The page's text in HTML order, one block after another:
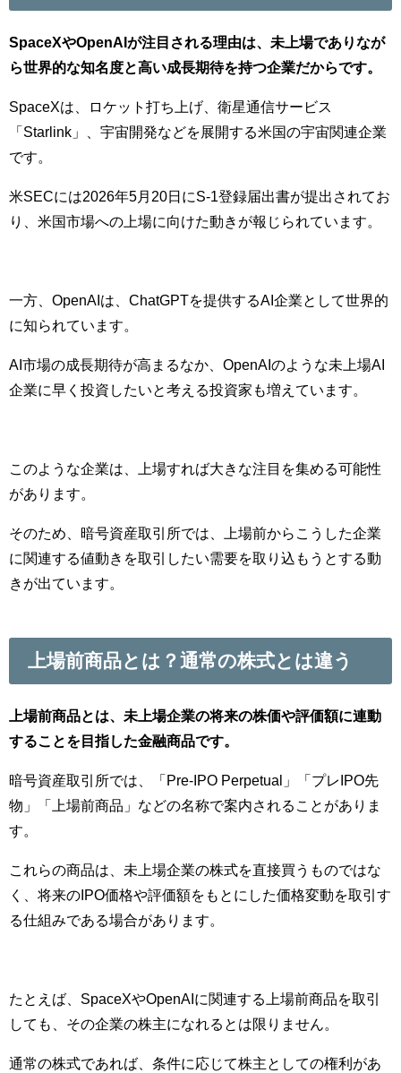
SpaceXやOpenAIが注目される理由は、未上場でありなが
ら世界的な知名度と高い成長期待を持つ企業だからです。
SpaceXは、ロケット打ち上げ、衛星通信サービス
「Starlink」、宇宙開発などを展開する米国の宇宙関連企業
です。
米SECには2026年5月20日にS-1登録届出書が提出されてお
り、米国市場への上場に向けた動きが報じられています。
一方、OpenAIは、ChatGPTを提供するAI企業として世界的
に知られています。
AI市場の成長期待が高まるなか、OpenAIのような未上場AI
企業に早く投資したいと考える投資家も増えています。
このような企業は、上場すれば大きな注目を集める可能性
があります。
そのため、暗号資産取引所では、上場前からこうした企業
に関連する値動きを取引したい需要を取り込もうとする動
きが出ています。
上場前商品とは？通常の株式とは違う
上場前商品とは、未上場企業の将来の株価や評価額に連動
することを目指した金融商品です。
暗号資産取引所では、「Pre-IPO Perpetual」「プレIPO先
物」「上場前商品」などの名称で案内されることがありま
す。
これらの商品は、未上場企業の株式を直接買うものではな
く、将来のIPO価格や評価額をもとにした価格変動を取引す
る仕組みである場合があります。
たとえば、SpaceXやOpenAIに関連する上場前商品を取引
しても、その企業の株主になれるとは限りません。
通常の株式であれば、条件に応じて株主としての権利があ